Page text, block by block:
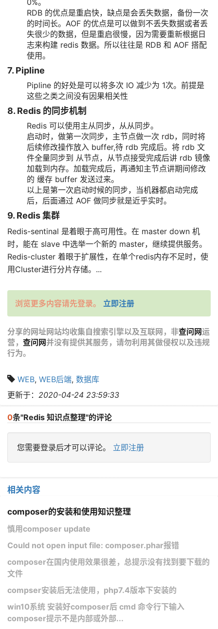
RDB 的优点是重启快，缺点是会丢失数据，备份一次
的时间长。AOF 的优点是可以做到不丢失数据或者丢
失很少的数据，但是重启很慢，因为需要重新根据日
志来构建 redis 数据。所以往往是 RDB 和 AOF 搭配
使用。
7. Pipline
Pipline 的好处是可以将多次 IO 减少为 1次。前提是
这些之类之间没有因果相关性
8. Redis 的同步机制
Redis 可以使用主从同步，从从同步。
启动时，做第一次同步，主节点做一次 rdb，同时将
后续修改操作放入 buffer,待 rdb 完成后。将 rdb 文
件全量同步到 从节点，从节点接受完成后讲 rdb 镜像
加载到内存。加载完成后，再通知主节点讲期间修改
的 缓存 buffer 发送过来。
以上是第一次启动时候的同步，当机器都启动完成
后，后面通过 AOF 做同步就是近乎实时。
9. Redis 集群
Redis-sentinal 是着眼于高可用性。在 master down 机
时，能在 slave 中选举一个新的 master，继续提供服务。
Redis-cluster 着眼于扩展性，在单个redis内存不足时，使
用Cluster进行分片存储。...
浏览更多内容请先登录。 立即注册
分享的网址网站均收集自搜索引擎以及互联网，非查问网运
营， 查问网并没有提供其服务，请勿利用其做侵权以及违规
行为。
WEB, WEB后端, 数据库
更新于： 2020-04-24 23:59:33
0条"Redis 知识点整理"的评论
您需要登录后才可以评论。 立即注册
相关内容
composer的安装和使用知识整理
慎用composer update
Could not open input file: composer.phar报错
composer在国内使用效果很差，总提示没有找到要下载的
文件
compser安装后无法使用，php7.4版本下安装的
win10系统 安装好composer后 cmd 命令行下输入
composer提示不是内部或外部...